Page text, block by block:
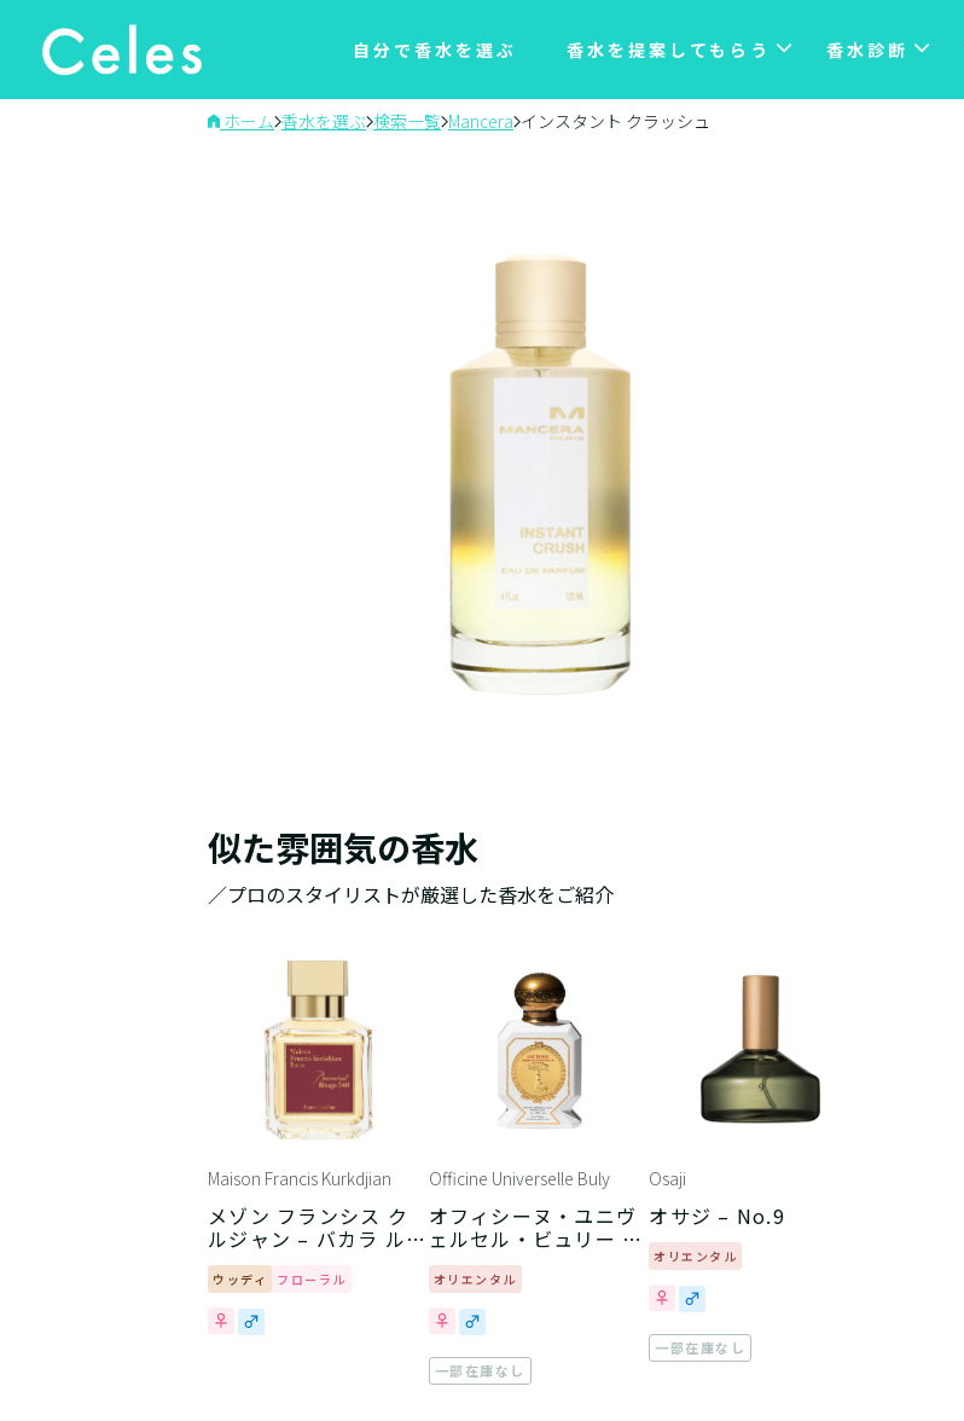
自分で香水を選ぶ 香水を提案してもらう 香水診断
ホーム 香水を選ぶ 検索一覧 Mancera インスタント クラッシュ
似た雰囲気の香水
／プロのスタイリストが厳選した香水をご紹介
Maison Francis Kurkdjian
メゾン フランシス ク
ルジャン – バカラ ルー
ジュ 540
ウッディ フローラル
Officine Universelle Buly
オフィシーヌ・ユニヴ
ェルセル・ビュリー –
アンブル・ドゥ・マダ
ガスカル
オリエンタル
一部在庫なし
Osaji
オサジ – No.9
オリエンタル
一部在庫なし